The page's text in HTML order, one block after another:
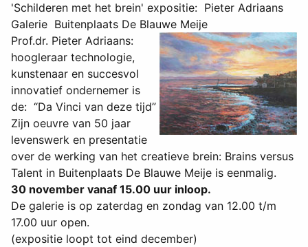
'Schilderen met het brein' expositie: Pieter Adriaans
Galerie Buitenplaats De Blauwe Meije
Prof.dr. Pieter Adriaans:
hoogleraar technologie,
kunstenaar en succesvol
innovatief ondernemer is
de: “Da Vinci van deze tijd”
Zijn oeuvre van 50 jaar
levenswerk en presentatie
over de werking van het creatieve brein: Brains versus
Talent in Buitenplaats De Blauwe Meije is eenmalig.
30 november vanaf 15.00 uur inloop.
De galerie is op zaterdag en zondag van 12.00 t/m
17.00 uur open.
(expositie loopt tot eind december)